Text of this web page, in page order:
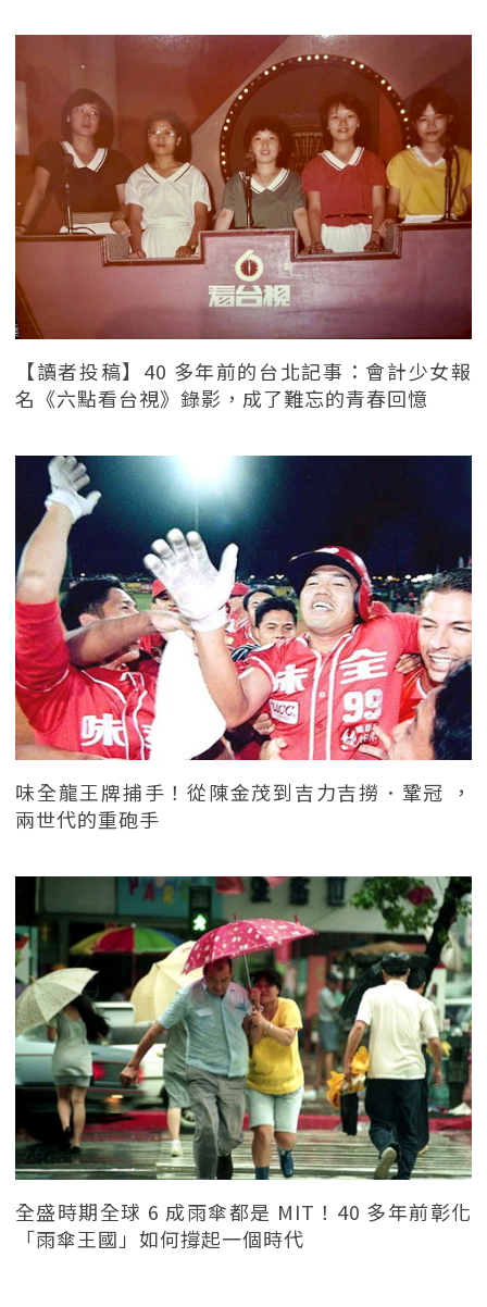
【讀者投稿】40 多年前的台北記事：會計少女報
名《六點看台視》錄影，成了難忘的青春回憶
味全龍王牌捕手！從陳金茂到吉力吉撈．鞏冠 ，
兩世代的重砲手
全盛時期全球 6 成雨傘都是 MIT！40 多年前彰化
「雨傘王國」如何撐起一個時代